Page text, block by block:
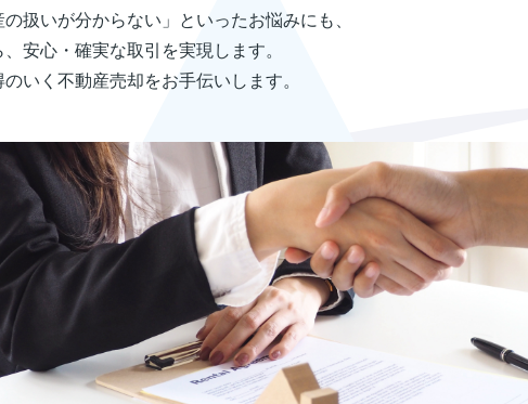
扱いが分からない」といったお悩みにも、
安心・確実な取引を実現します。
いく不動産売却をお手伝いします。